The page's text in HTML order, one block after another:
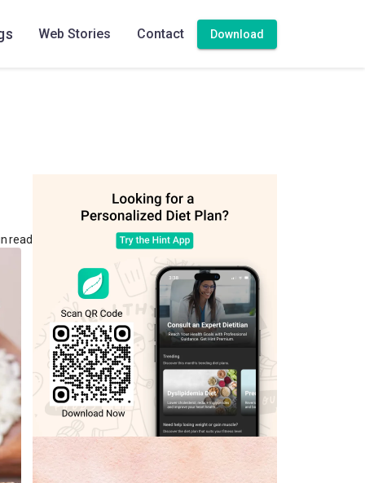
Web Stories Contact Download
read